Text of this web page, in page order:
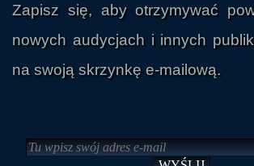
Zapisz się, aby otrzymywać
nowych audycjach i innych
na swoją skrzynkę e-mailową.